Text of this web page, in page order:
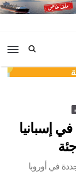
إسبانيا
في أوروبا